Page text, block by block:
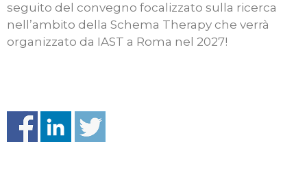
seguito del convegno focalizzato sulla ricerca
nell’ambito della Schema Therapy che verrà
organizzato da IAST a Roma nel 2027!